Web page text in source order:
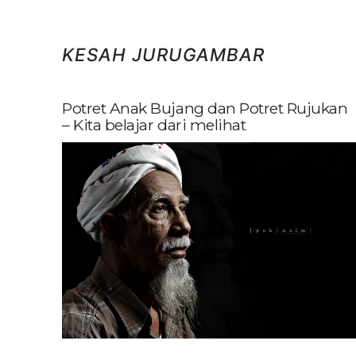
KESAH JURUGAMBAR
Potret Anak Bujang dan Potret Rujukan
– Kita belajar dari melihat